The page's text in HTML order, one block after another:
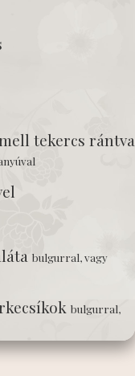
tekercs rántva
bulgurral, vagy
bulgurral,